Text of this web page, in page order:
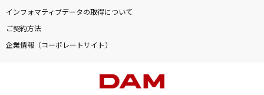
BEYOND THE TIME
インフォマティブデータの取得について
ご契約方法
企業情報（コーポレートサイト）